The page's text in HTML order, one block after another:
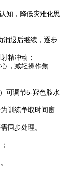
知，降低灾难化思
消退后继续，逐步
精冲动；
，减轻操作焦
可调节5-羟色胺水
训练争取时间窗
同步处理。